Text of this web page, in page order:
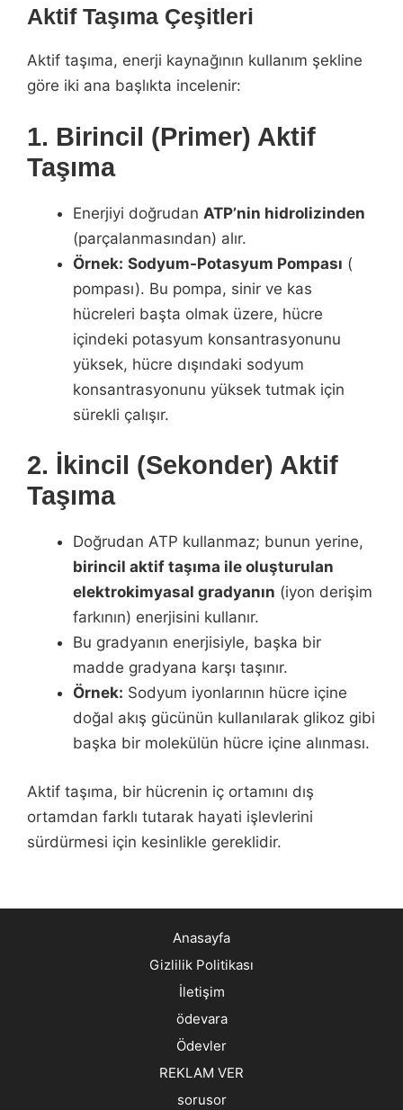
Aktif Taşıma Çeşitleri
Aktif taşıma, enerji kaynağının kullanım şekline
göre iki ana başlıkta incelenir:
1. Birincil (Primer) Aktif
Taşıma
Enerjiyi doğrudan ATP’nin hidrolizinden
(parçalanmasından) alır.
Örnek: Sodyum-Potasyum Pompası (
pompası). Bu pompa, sinir ve kas
hücreleri başta olmak üzere, hücre
içindeki potasyum konsantrasyonunu
yüksek, hücre dışındaki sodyum
konsantrasyonunu yüksek tutmak için
sürekli çalışır.
2. İkincil (Sekonder) Aktif
Taşıma
Doğrudan ATP kullanmaz; bunun yerine,
birincil aktif taşıma ile oluşturulan
elektrokimyasal gradyanın (iyon derişim
farkının) enerjisini kullanır.
Bu gradyanın enerjisiyle, başka bir
madde gradyana karşı taşınır.
Örnek: Sodyum iyonlarının hücre içine
doğal akış gücünün kullanılarak glikoz gibi
başka bir molekülün hücre içine alınması.
Aktif taşıma, bir hücrenin iç ortamını dış
ortamdan farklı tutarak hayati işlevlerini
sürdürmesi için kesinlikle gereklidir.
Anasayfa
Gizlilik Politikası
İletişim
ödevara
Ödevler
REKLAM VER
sorusor